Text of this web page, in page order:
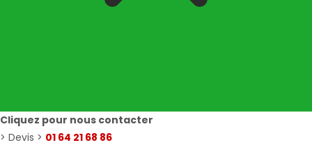
Cliquez pour nous contacter
> Devis > 01 64 21 68 86